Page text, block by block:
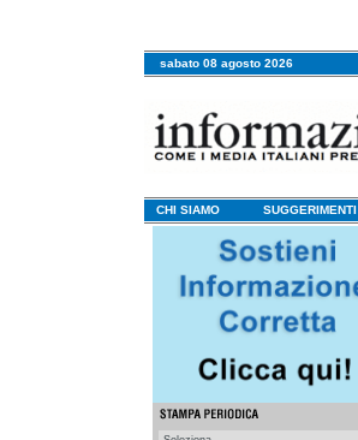
sabato 08 agosto 2026
CHI SIAMO SUGGERIMENTI